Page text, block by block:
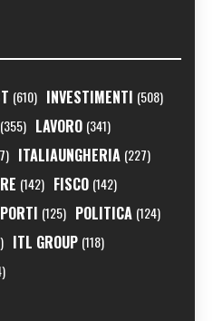
(610) INVESTIMENTI (508)
(355) LAVORO (341)
ITALIAUNGHERIA (227)
(142) FISCO (142)
(125) POLITICA (124)
ITL GROUP (118)